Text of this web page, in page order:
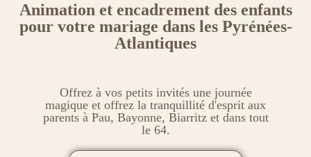
Animation et encadrement des enfants
pour votre mariage dans les Pyrénées-
Atlantiques
Offrez à vos petits invités une journée
magique et offrez la tranquillité d'esprit aux
parents à Pau, Bayonne, Biarritz et dans tout
le 64.